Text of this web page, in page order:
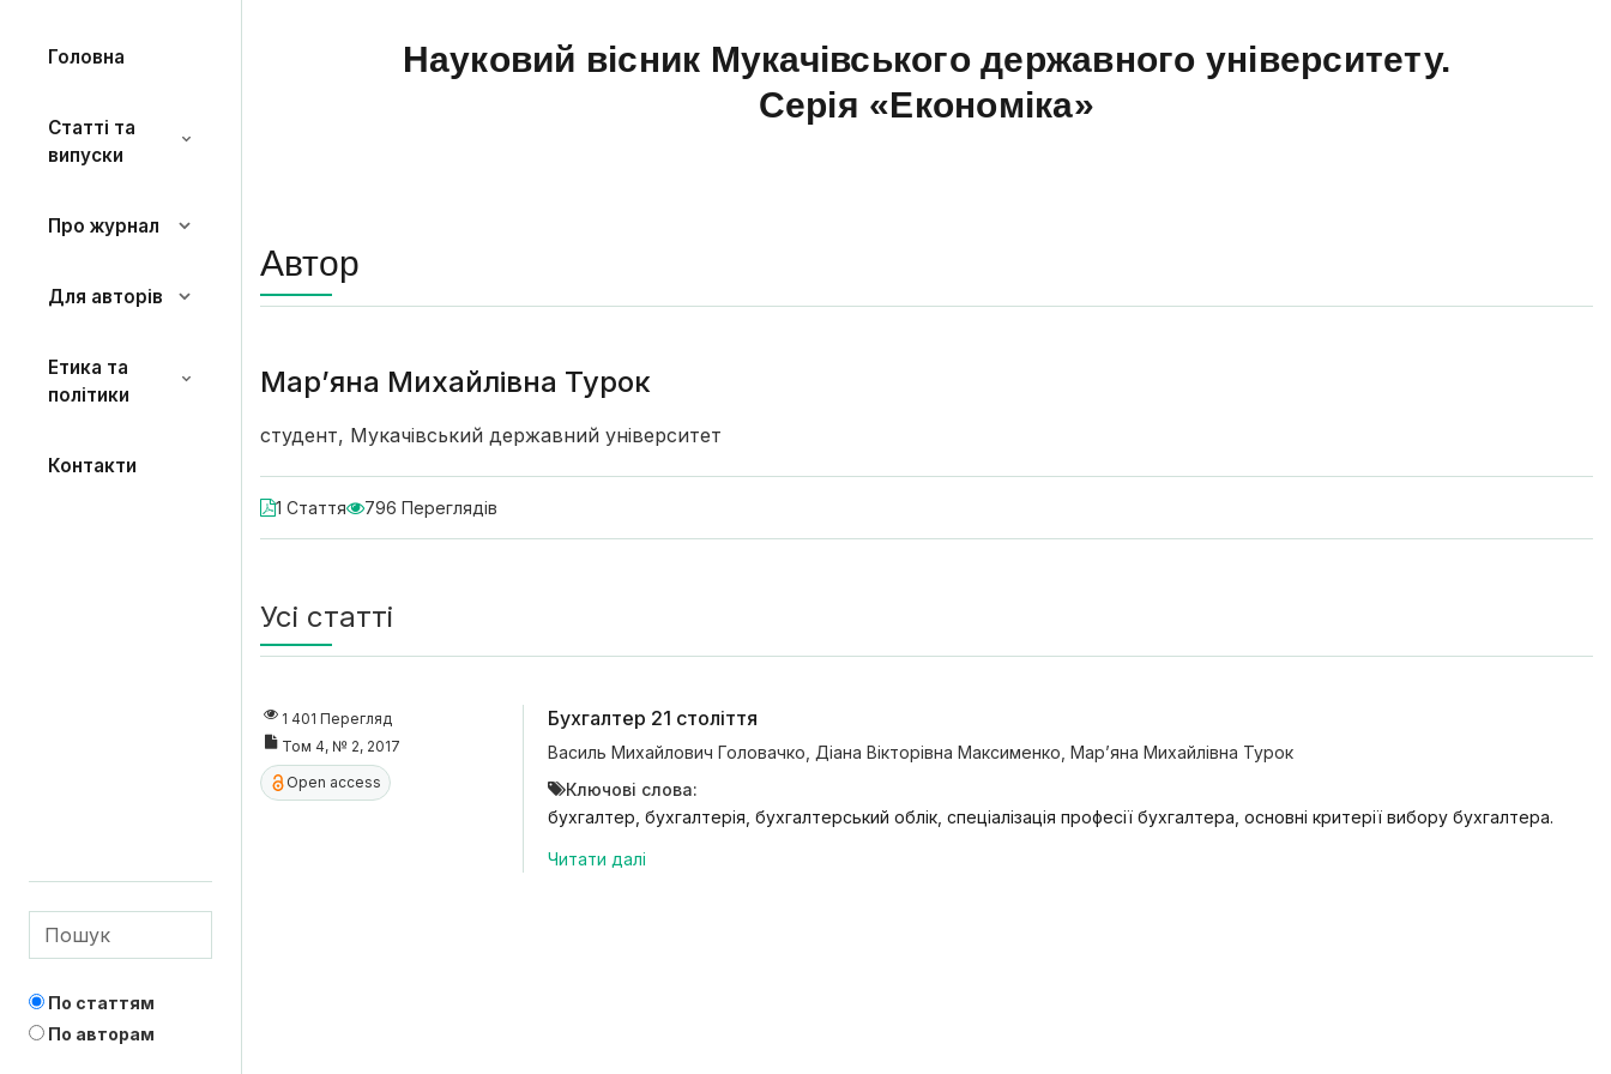
Головна
Статті та
випуски
Про журнал
Для авторів
Етика та
політики
Контакти
По статтям
По авторам
Науковий вісник Мукачівського державного університету.
Серія «Економіка»
Автор
Мар’яна Михайлівна Турок
студент, Мукачівський державний університет
1 Стаття 796 Переглядів
Усі статті
1 401 Перегляд
Том 4, № 2, 2017
Open access
Бухгалтер 21 століття
Василь Михайлович Головачко Діана Вікторівна Максименко Мар’яна Михайлівна Турок
Ключові слова:
бухгалтер, бухгалтерія, бухгалтерський облік, спеціалізація професії бухгалтера, основні критерії вибору бухгалтера.
Читати далі